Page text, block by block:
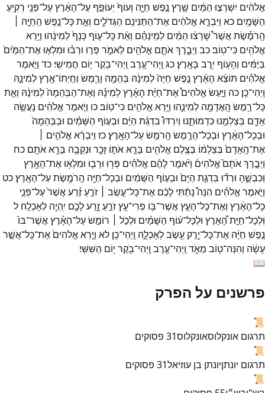
אֱלֹהִ֔ים יִשְׁרְצ֣וּ הַמַּ֔יִם שֶׁ֖רֶץ נֶ֣פֶשׁ חַיָּ֑ה וְעוֹף֙ יְעוֹפֵ֣ף עַל־הָאָ֔רֶץעַל־פְּנֵ֖י רְקִ֥יעַ
הַשָּׁמָֽיִם׃ כא וַיִּבְרָ֣אאֱלֹהִ֔ים אֶת־הַתַּנִּינִ֖ם הַגְּדֹלִ֑ים וְאֵ֣תכָּל־נֶ֣פֶשׁ הַֽחַיָּ֣ה ׀
הָֽרֹמֶ֡שֶׂתאֲשֶׁר֩ שָׁרְצ֨וּ הַמַּ֜יִם לְמִֽינֵהֶ֗ם וְאֵ֨תכָּל־ע֤וֹף כָּנָף֙לְמִינֵ֔הוּ וַיַּ֥רְא
אֱלֹהִ֖ים כִּי־טֽוֹב׃כב וַיְבָ֧רֶךְאֹתָ֛ם אֱלֹהִ֖ים לֵאמֹ֑ר פְּר֣וּ וּרְב֗וּ וּמִלְא֤וּאֶת־הַמַּ֙יִם֙
בַּיַּמִּ֔ים וְהָע֖וֹף יִ֥רֶב בָּאָֽרֶץ׃כג וַֽיְהִי־עֶ֥רֶב וַֽיְהִי־בֹ֖קֶר י֥וֹם חֲמִישִֽׁי׃ כד וַיֹּ֣אמֶר
אֱלֹהִ֗ים תּוֹצֵ֨א הָאָ֜רֶץ נֶ֤פֶשׁ חַיָּה֙לְמִינָ֔הּ בְּהֵמָ֥ה וָרֶ֛מֶשׂ וְחַֽיְתוֹ־אֶ֖רֶץלְמִינָ֑הּ
וַֽיְהִי־כֵֽן׃ כה וַיַּ֣עַשׂאֱלֹהִים֩אֶת־חַיַּ֨ת הָאָ֜רֶץלְמִינָ֗הּ וְאֶת־הַבְּהֵמָה֙לְמִינָ֔הּ וְאֵ֛ת
כָּל־רֶ֥מֶשׂ הָֽאֲדָמָ֖ה לְמִינֵ֑הוּ וַיַּ֥רְאאֱלֹהִ֖ים כִּי־טֽוֹב׃כו וַיֹּ֣אמֶראֱלֹהִ֔ים נַֽעֲשֶׂ֥ה
אָדָ֛ם בְּצַלְמֵ֖נוּכִּדְמוּתֵ֑נוּ וְיִרְדּוּ֩ בִדְגַ֨ת הַיָּ֜ם וּבְע֣וֹף הַשָּׁמַ֗יִם וּבַבְּהֵמָה֙
וּבְכָל־הָאָ֔רֶץ וּבְכָל־הָרֶ֖מֶשׂ הָֽרֹמֵ֥שׂעַל־הָאָֽרֶץ׃כז וַיִּבְרָ֨אאֱלֹהִ֤ים ׀
אֶת־הָֽאָדָם֙ בְּצַלְמ֔וֹ בְּצֶ֥לֶם אֱלֹהִ֖ים בָּרָ֣אאֹת֑וֹ זָכָ֥ר וּנְקֵבָ֖ה בָּרָ֥אאֹתָֽם׃ כח
וַיְבָ֣רֶךְאֹתָם֮אֱלֹהִים֒ וַיֹּ֨אמֶרלָהֶ֜ם אֱלֹהִ֗ים פְּר֥וּ וּרְב֛וּ וּמִלְא֥וּאֶת־הָאָ֖רֶץ
וְכִבְשֻׁ֑הָ וּרְד֞וּ בִּדְגַ֤ת הַיָּם֙ וּבְע֣וֹף הַשָּׁמַ֔יִם וּבְכָל־חַיָּ֖ה הָֽרֹמֶ֥שֶׂתעַל־הָאָֽרֶץ׃כט
וַיֹּ֣אמֶראֱלֹהִ֗ים הִנֵּה֩ נָתַ֨תִּי לָכֶ֜ם אֶת־כָּל־עֵ֣שֶׂב ׀ זֹרֵ֣עַזֶ֗רַעאֲשֶׁר֙עַל־פְּנֵ֣י
כָל־הָאָ֔רֶץ וְאֶת־כָּל־הָעֵ֛ץאֲשֶׁר־בּ֥וֹ פְרִי־עֵ֖ץזֹרֵ֣עַזָ֑רַעלָכֶ֥ם יִֽהְיֶ֖ה לְאָכְלָֽה׃ ל
וּֽלְכָל־חַיַּ֣תהָ֠אָרֶץ וּלְכָל־ע֨וֹף הַשָּׁמַ֜יִם וּלְכֹ֣ל ׀ רוֹמֵ֣שׂעַל־הָאָ֗רֶץאֲשֶׁר־בּוֹ֙
נֶ֣פֶשׁ חַיָּ֔ה אֶת־כָּל־יֶ֥רֶק עֵ֖שֶׂבלְאָכְלָ֑ה וַֽיְהִי־כֵֽן׃ לא וַיַּ֤רְאאֱלֹהִים֙אֶת־כָּל־אֲשֶׁ֣ר
עָשָׂ֔ה וְהִנֵּה־ט֖וֹב מְאֹ֑ד וַֽיְהִי־עֶ֥רֶב וַֽיְהִי־בֹ֖קֶר י֥וֹם הַשִּׁשִּֽׁי׃
📖
פרשנים על הפרק
📜
תרגום אונקלוסאונקלוס31 פסוקים
📜
תרגום יונתןיונתן בן עוזיאל31 פסוקים
📜